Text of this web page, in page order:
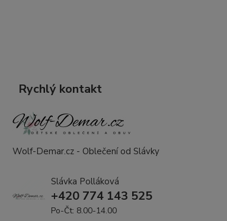
Rychlý kontakt
Wolf-Demar.cz - Oblečení od Slávky
Slávka Polláková
+420 774 143 525
Po-Čt: 8.00-14.00